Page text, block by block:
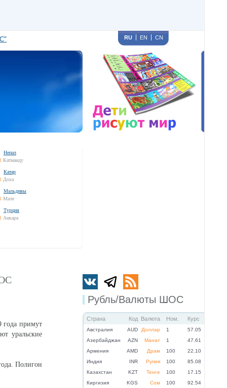
RU EN CN
Непал
Катманду
Катар
Доха
Мальдивы
Мале
Турция
Анкара
Рубль/Валюты ШОС
Страна Код Валюта Ном. Курс
Австралия AUD Доллар 1
57.05
Азербайджан
AZN Манат 1
47.61
Армения
AMD Драм 100
22.10
Индия
INR Рупия 100
85.08
Казахстан
KZT Тенге 100
17.15
Киргизия
KGS Сом 100
92.54
года примут
уральские
Полигон